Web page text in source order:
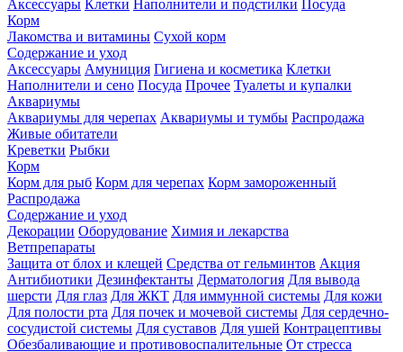
Аксессуары Клетки Наполнители и подстилки Посуда
Корм
Лакомства и витамины Сухой корм
Содержание и уход
Аксессуары Амуниция Гигиена и косметика Клетки
Наполнители и сено Посуда Прочее Туалеты и купалки
Аквариумы
Аквариумы для черепах Аквариумы и тумбы Распродажа
Живые обитатели
Креветки Рыбки
Корм
Корм для рыб Корм для черепах Корм замороженный
Распродажа
Содержание и уход
Декорации Оборудование Химия и лекарства
Ветпрепараты
Защита от блох и клещей Средства от гельминтов Акция
Антибиотики Дезинфектанты Дерматология Для вывода
шерсти Для глаз Для ЖКТ Для иммунной системы Для кожи
Для полости рта Для почек и мочевой системы Для сердечно-
сосудистой системы Для суставов Для ушей Контрацептивы
Обезбаливающие и противовоспалительные От стресса